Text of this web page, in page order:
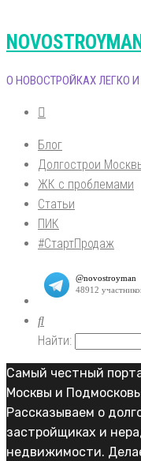
NOVOSTROYMAN
О НОВОСТРОЙКАХ ЛЕГКО
Блог
Долгострои
ЖК с проблемами
Статьи
ПИК
#СтартПродаж
Найти:
Самый честный
Москвы и
Рассказываем о
застройщиках и
недвижимости.